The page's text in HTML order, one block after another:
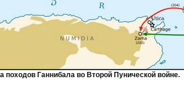
походов Ганнибала во Второй Пунической войне.